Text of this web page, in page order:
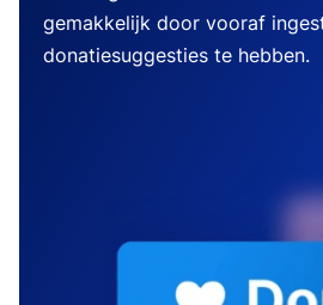
gemakkelijk door vooraf
donatiesuggesties te hebben.